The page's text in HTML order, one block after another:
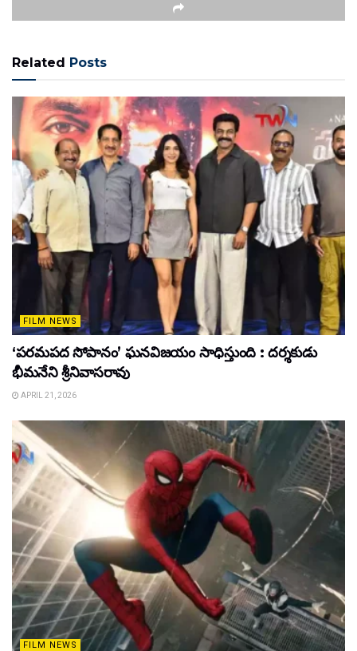
Related Posts
FILM NEWS
‘పరమపద సోపానం’ ఘనవిజయం సాధిస్తుంది : దర్శకుడు
భీమనేని శ్రీనివాసరావు
APRIL 21, 2026
FILM NEWS